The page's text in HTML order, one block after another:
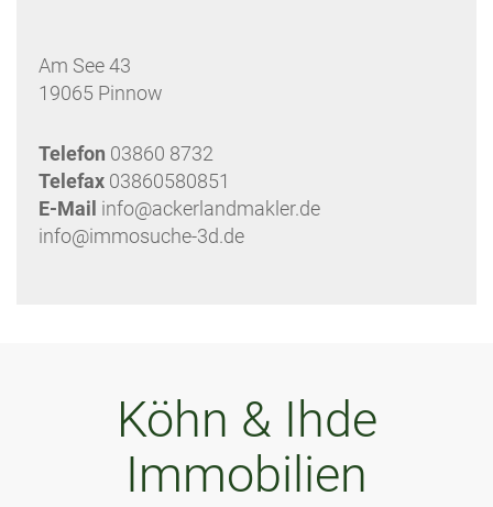
Am See 43
19065 Pinnow
Telefon 03860 8732
Telefax 03860580851
E-Mail info@ackerlandmakler.de
info@immosuche-3d.de
Köhn & Ihde
Immobilien